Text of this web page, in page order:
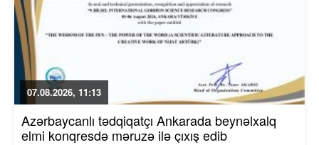
07.08.2026, 11:13
Azərbaycanlı tədqiqatçı Ankarada beynəlxalq
elmi konqresdə məruzə ilə çıxış edib